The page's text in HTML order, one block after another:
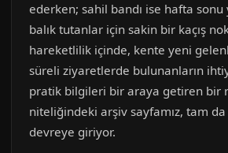
ederken; sahil bandı ise hafta
balık tutanlar için sakin bir kaçış
hareketlilik içinde, kente yeni
süreli ziyaretlerde bulunanların
pratik bilgileri bir araya getiren bir
niteliğindeki arşiv sayfamız, tam
devreye giriyor.